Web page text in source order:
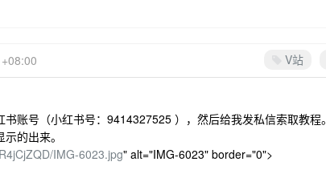
V站
账号（小红书号：9414327525 ），然后给我发私信索取教程。
的出来。
IMG-6023.jpg" alt="IMG-6023" border="0">